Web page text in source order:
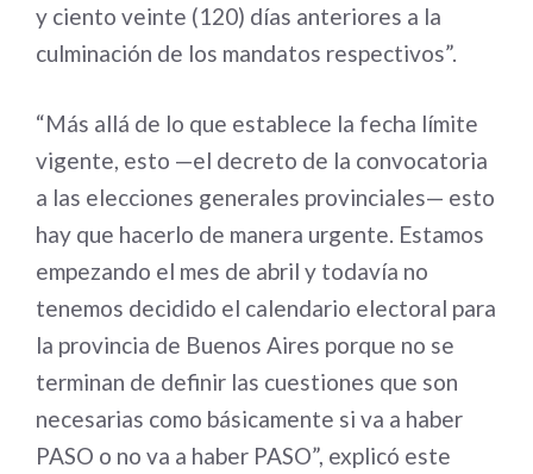
y ciento veinte (120) días anteriores a la
culminación de los mandatos respectivos”.
“Más allá de lo que establece la fecha límite
vigente, esto —el decreto de la convocatoria
a las elecciones generales provinciales— esto
hay que hacerlo de manera urgente. Estamos
empezando el mes de abril y todavía no
tenemos decidido el calendario electoral para
la provincia de Buenos Aires porque no se
terminan de definir las cuestiones que son
necesarias como básicamente si va a haber
PASO o no va a haber PASO”, explicó este